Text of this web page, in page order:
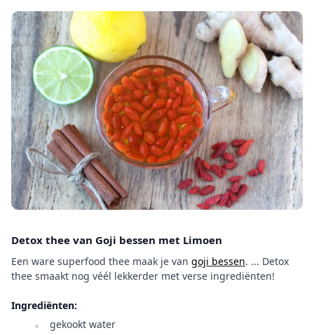
Detox thee van Goji bessen met Limoen
Een ware superfood thee maak je van goji bessen. ... Detox
thee smaakt nog véél lekkerder met verse ingrediënten!
Ingrediënten:
gekookt water